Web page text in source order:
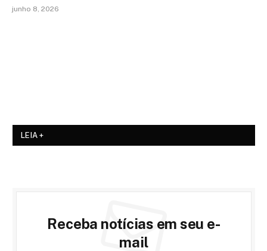
junho 8, 2026
LEIA +
Receba notícias em seu e-
mail